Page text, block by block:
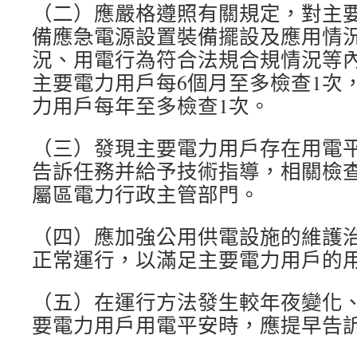
（二）應嚴格遵照有關規定，對主
備應急電源設置裝備擺設及應用情
況、用電行為符合法規合規情況等
主要電力用戶每6個月至多檢查1次
力用戶每年至多檢查1次。
（三）發現主要電力用戶存在用電
告訴任務并給予技術指導，相關檢
屬區電力行政主管部門。
（四）應加強公用供電設施的維護
正常運行，以滿足主要電力用戶的
（五）在運行方法發生較年夜變化
要電力用戶用電平安時，應提早告